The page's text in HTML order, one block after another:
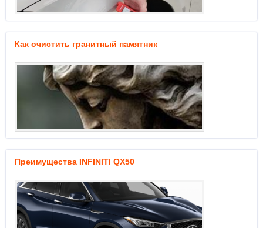
Как очистить гранитный памятник
Преимущества INFINITI QX50